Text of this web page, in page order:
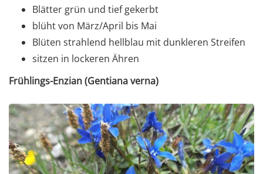
Blätter grün und tief gekerbt
blüht von März/April bis Mai
Blüten strahlend hellblau mit dunkleren Streifen
sitzen in lockeren Ähren
Frühlings-Enzian (Gentiana verna)